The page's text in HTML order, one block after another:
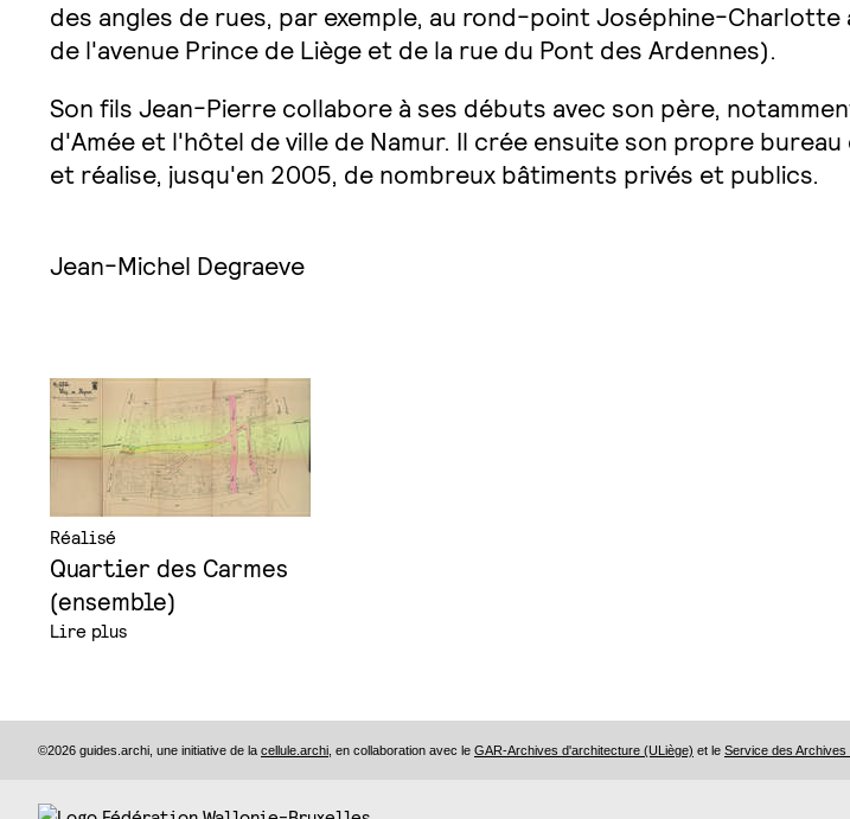
des angles de rues, par exemple, au rond-point Joséphine-Charlotte
de l'avenue Prince de Liège et de la rue du Pont des Ardennes).
Son fils Jean-Pierre collabore à ses débuts avec son père,
d'Amée et l'hôtel de ville de Namur. Il crée ensuite son propre
et réalise, jusqu'en 2005, de nombreux bâtiments privés et publics.
Jean-Michel Degraeve
Réalisé
Quartier des Carmes
(ensemble)
Lire plus
©2026 guides.archi, une initiative de la cellule.archi , en collaboration avec le GAR-Archives d'architecture (ULiège) et le Service des Archives